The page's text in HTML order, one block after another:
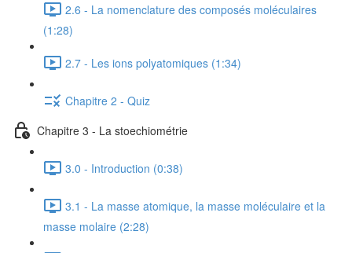
2.6 - La nomenclature des composés moléculaires
(1:28)
2.7 - Les ions polyatomiques (1:34)
Chapitre 2 - Quiz
Chapitre 3 - La stoechiométrie
3.0 - Introduction (0:38)
3.1 - La masse atomique, la masse moléculaire et la
masse molaire (2:28)